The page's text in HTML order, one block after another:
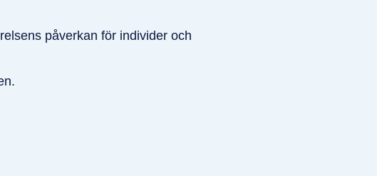
påverkan för individer och